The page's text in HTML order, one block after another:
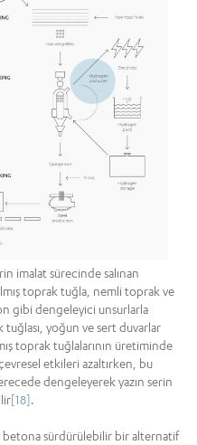
imalat sürecinde salınan
toprak tuğla, nemli toprak ve
gibi dengeleyici unsurlarla
tuğlası, yoğun ve sert duvarlar
toprak tuğlalarının üretiminde
etkileri azaltırken, bu
dengeleyerek yazın serin
[18].
betona sürdürülebilir bir alternatif